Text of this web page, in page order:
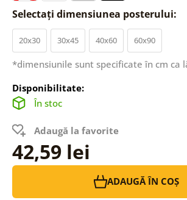
Selectați dimensiunea posterului:
20x30 30x45 40x60 60x90
*dimensiunile sunt specificate în cm ca
Disponibilitate:
În stoc
Adaugă la favorite
42,59 lei
ADAUGĂ ÎN COȘ